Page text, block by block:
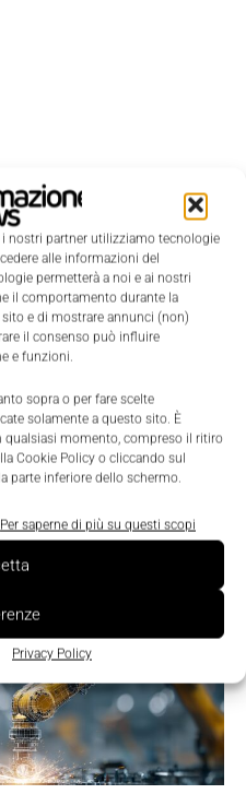
nostri partner utilizziamo tecnologie
alle informazioni del
permetterà a noi e ai nostri
il comportamento durante la
e di mostrare annunci (non)
il consenso può influire
e funzioni.
sopra o per fare scelte
solamente a questo sito. È
momento, compreso il ritiro
Cookie Policy o cliccando sul
parte inferiore dello schermo.
Per saperne di più su questi scopi
Privacy Policy
⇢